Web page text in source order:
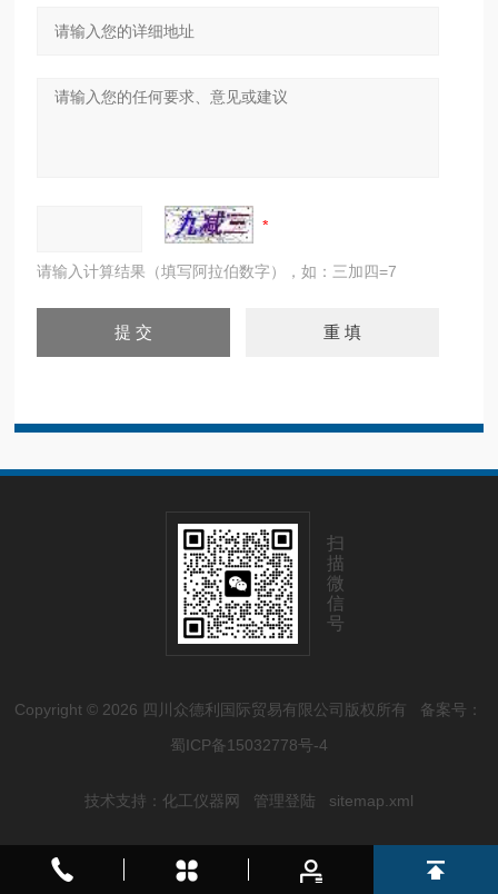
请输入计算结果（填写阿拉伯数字），如：三加四=7
扫
描
微
信
号
Copyright © 2026 四川众德利国际贸易有限公司版权所有 备案号：
蜀ICP备15032778号-4
技术支持： 化工仪器网 管理登陆 sitemap.xml